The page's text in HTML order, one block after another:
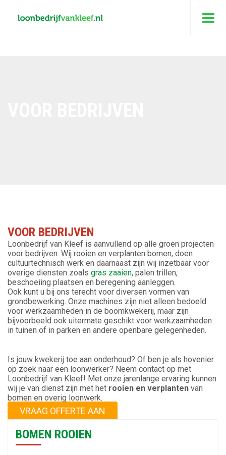
VOOR BEDRIJVEN
Loonbedrijf van Kleef is aanvullend op alle groen projecten
voor bedrijven. Wij rooien en verplanten bomen, doen
cultuurtechnisch werk en daarnaast zijn wij inzetbaar voor
overige diensten zoals gras zaaien, palen trillen,
beschoeiing plaatsen en beregening aanleggen.
Ook kunt u bij ons terecht voor diversen vormen van
grondbewerking. Onze machines zijn niet alleen bedoeld
voor werkzaamheden in de boomkwekerij, maar zijn
bijvoorbeeld ook uitermate geschikt voor werkzaamheden
in tuinen of in parken en andere openbare gelegenheden.
Is jouw kwekerij toe aan onderhoud? Of ben je als hovenier
op zoek naar een loonwerker? Neem contact op met
Loonbedrijf van Kleef! Met onze jarenlange ervaring kunnen
wij je van dienst zijn met het rooien en verplanten van
bomen en overig loonwerk.
VRAAG OFFERTE AAN
BOMEN ROOIEN